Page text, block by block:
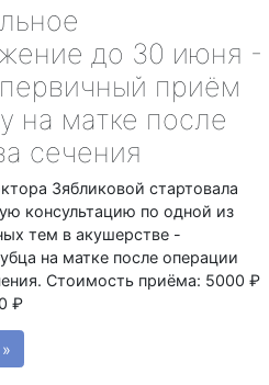
до 30 июня -
приём
на матке после
сечения
Зябликовой стартовала
консультацию по одной из
тем в акушерстве -
на матке после операции
Стоимость приёма: 5000 ₽
₽